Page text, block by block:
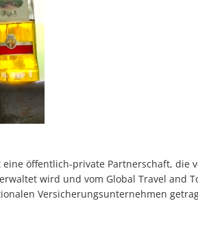
öffentlich-private Partnerschaft, die
wird und vom Global Travel and
Versicherungsunternehmen